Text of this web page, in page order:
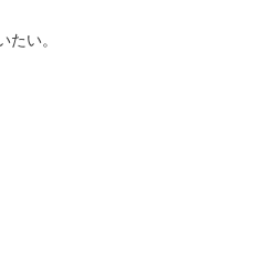
たい。